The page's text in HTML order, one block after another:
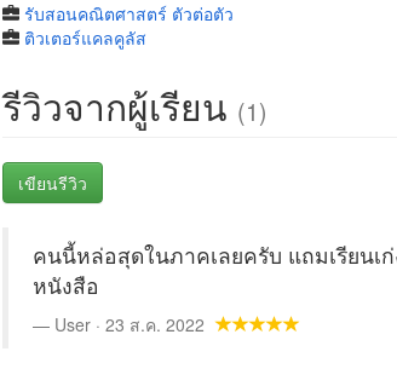
รับสอนคณิตศาสตร์ ตัวต่อตัว
ติวเตอร์แคลคูลัส
รีวิวจากผู้เรียน (1)
เขียนรีวิว
คนนี้หล่อสุดในภาคเลยครับ แถมเรียนเ
หนังสือ
User · 23 ส.ค. 2022